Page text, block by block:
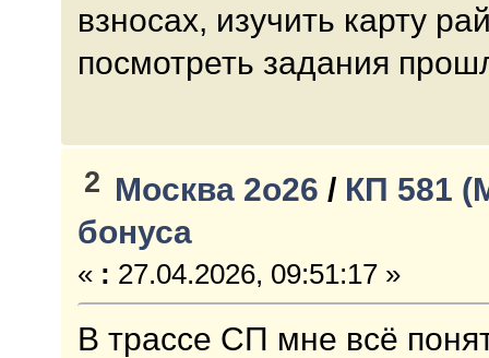
взносах, изучить карту
посмотреть задания
2 Москва 2о26 / КП 581
бонуса
« : 27.04.2026, 09:51:17 »
В трассе СП мне всё